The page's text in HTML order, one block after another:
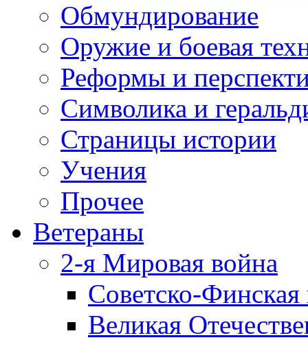
Обмундирование
Оружие и боевая
Реформы и
Символика и
Страницы истории
Учения
Прочее
Ветераны
2-я Мировая война
Советско-
Великая